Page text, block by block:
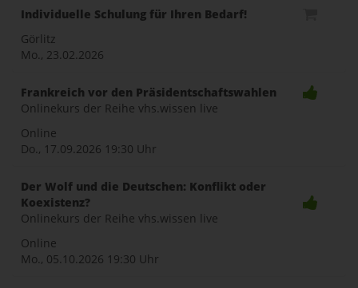
Individuelle Schulung für Ihren Bedarf!
Görlitz
Mo., 23.02.2026
Frankreich vor den Präsidentschaftswahlen
Onlinekurs der Reihe vhs.wissen live
Online
Do., 17.09.2026 19:30 Uhr
Der Wolf und die Deutschen: Konflikt oder
Koexistenz?
Onlinekurs der Reihe vhs.wissen live
Online
Mo., 05.10.2026 19:30 Uhr